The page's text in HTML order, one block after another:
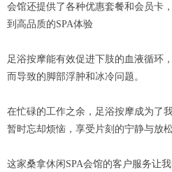
会馆还提供了各种优惠套餐和会员卡
到高品质的SPA体验
足浴按摩能有效促进下肢的血液循环
而导致的脚部浮肿和冰冷问题。
在忙碌的工作之余，足浴按摩成为了
暂时忘却烦恼，享受片刻的宁静与放松
这家桑拿休闲SPA会馆的客户服务让